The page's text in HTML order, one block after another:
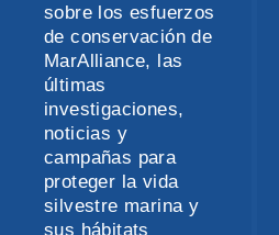
sobre los esfuerzos
de conservación de
MarAlliance, las
últimas
investigaciones,
noticias y
campañas para
proteger la vida
silvestre marina y
sus hábitats